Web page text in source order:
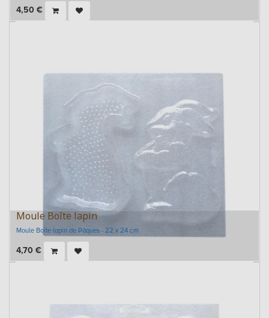
4,50 €
Moule Boîte lapin
Moule Boîte lapin de Pâques - 22 x 24 cm
4,70 €